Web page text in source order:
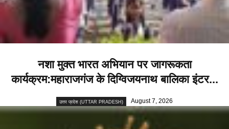
नशा मुक्त भारत अभियान पर जागरूकता
कार्यक्रम:महाराजगंज के दिग्विजयनाथ बालिका इंटर...
उत्तर प्रदेश (UTTAR PRADESH) August 7, 2026